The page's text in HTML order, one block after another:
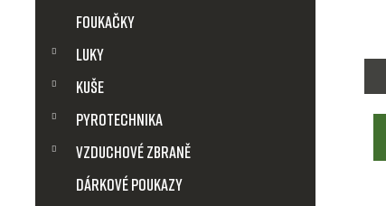
Foukačky
Luky
Kuše
Pyrotechnika
Vzduchové zbraně
Dárkové poukazy